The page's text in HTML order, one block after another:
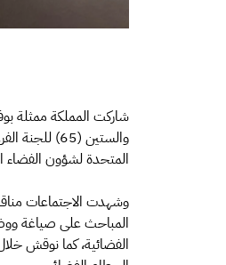
شاركت المملكة ممثلة
والستين
المتحدة لشؤون الفضاء
وشهدت الاجتماعات
المباحث على صياغة
الفضائية، كما نوقش